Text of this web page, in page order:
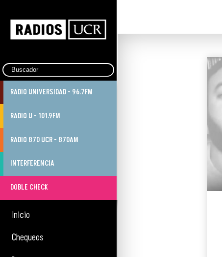
RADIO UNIVERSIDAD - 96.7FM
RADIO U - 101.9FM
RADIO 870 UCR - 870AM
INTERFERENCIA
DOBLE CHECK
Inicio
Chequeos